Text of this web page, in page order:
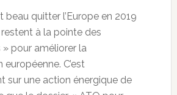
beau quitter l’Europe en 2019
à la pointe des
pour améliorer la
C’est
sur une action énergique de